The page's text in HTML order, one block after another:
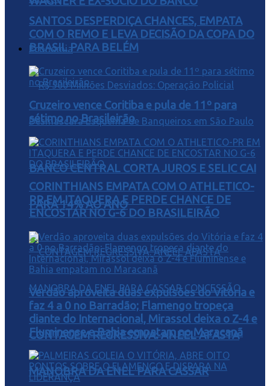
Economia
BANCO CENTRAL CORTA JUROS E SELIC CAI
PARA 14% AO ANO
CONTAGEM REGRESSIVA: ANEEL AFASTA
MANOBRA DA ENEL PARA CASSAR
SANTOS DESPERDIÇA CHANCES, EMPATA
COM O REMO E LEVA DECISÃO DA COPA DO
BRASIL PARA BELÉM
Cruzeiro vence Coritiba e pula de 11º para
sétimo no Brasileirão
CORINTHIANS EMPATA COM O ATHLETICO-
PR EM ITAQUERA E PERDE CHANCE DE
ENCOSTAR NO G-6 DO BRASILEIRÃO
Verdão aproveita duas expulsões do Vitória e
faz 4 a 0 no Barradão; Flamengo tropeça
diante do Internacional, Mirassol deixa o Z-4 e
Fluminense e Bahia empatam no Maracanã